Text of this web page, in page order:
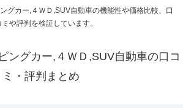
グカー,４ＷＤ,SUV自動車の機能性や価格比較、口
ミや評判を検証しています。
ングカー,４ＷＤ,SUV自動車の口コ
ミ・評判まとめ